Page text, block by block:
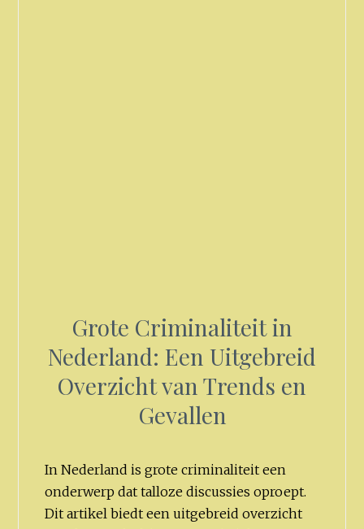
Grote Criminaliteit in
Nederland: Een Uitgebreid
Overzicht van Trends en
Gevallen
In Nederland is grote criminaliteit een
onderwerp dat talloze discussies oproept.
Dit artikel biedt een uitgebreid overzicht